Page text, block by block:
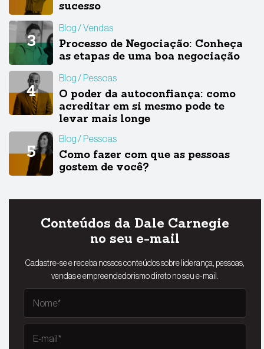
sucesso
Blog Vendas
Processo de Negociação: Conheça
as etapas de uma boa negociação
Blog Pessoas
O poder da autoconfiança: como
acreditar em si mesmo pode te
levar mais longe
Blog Pessoas
Como fazer com que as pessoas
gostem de você?
Conteúdos da Dale Carnegie
no seu e-mail
Cadastre-se e receba nossos conteúdos sobre liderança, pessoas,
vendas e empreendedorismo direto no seu e-mail.